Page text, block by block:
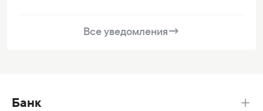
Все уведомления→
Банк